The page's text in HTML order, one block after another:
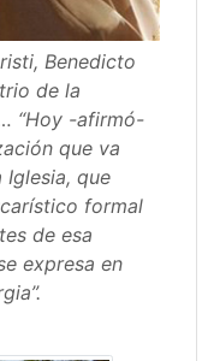
Benedicto
de la
“Hoy -afirmó-
que va
que
formal
de esa
expresa en